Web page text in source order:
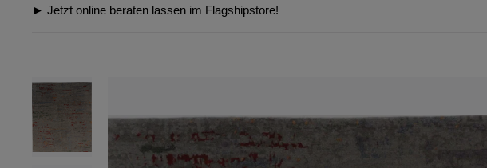
► Jetzt online beraten lassen im Flagshipstore!